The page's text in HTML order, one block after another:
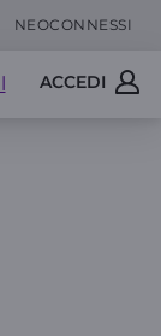
NEOCONNESSI
ACCEDI